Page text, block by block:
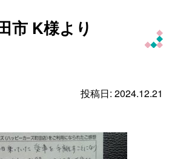
市 K様より
投稿日: 2024.12.21